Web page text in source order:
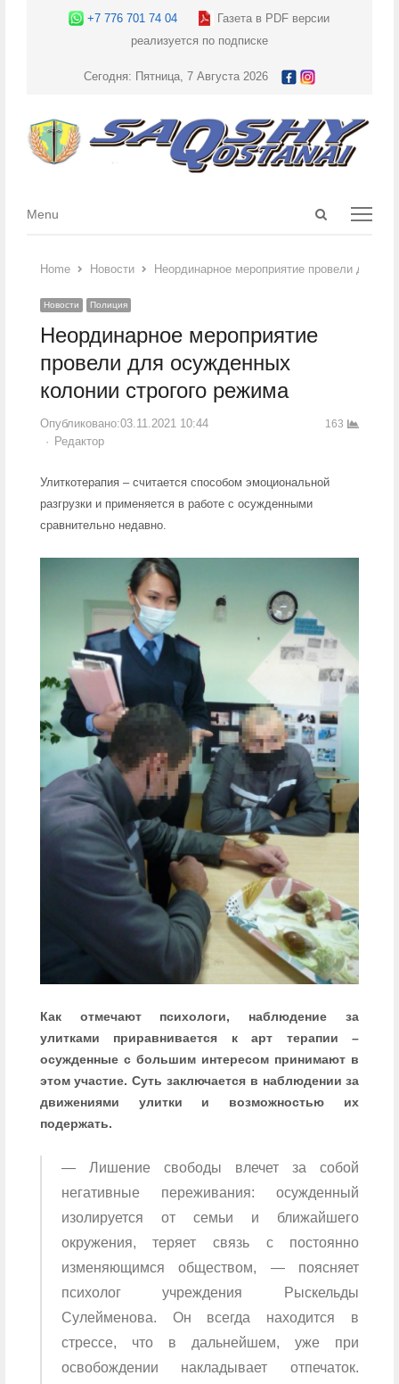
+7 776 701 74 04
Газета в PDF версии
реализуется по подписке
Сегодня: Пятница, 7 Августа 2026
Open
Menu
Menu
Home Новости Неординарное мероприятие провели для
Новости Полиция
Неординарное мероприятие
провели для осужденных
колонии строгого режима
Опубликовано:03.11.2021 10:44
Author
Редактор
163
Улиткотерапия – считается способом эмоциональной
разгрузки и применяется в работе с осужденными
сравнительно недавно.
Как отмечают психологи, наблюдение за
улитками приравнивается к арт терапии –
осужденные с большим интересом принимают в
этом участие. Суть заключается в наблюдении за
движениями улитки и возможностью их
подержать.
— Лишение свободы влечет за собой
негативные переживания: осужденный
изолируется от семьи и ближайшего
окружения, теряет связь с постоянно
изменяющимся обществом, — поясняет
психолог учреждения Рыскельды
Сулейменова. Он всегда находится в
стрессе, что в дальнейшем, уже при
освобождении накладывает отпечаток.